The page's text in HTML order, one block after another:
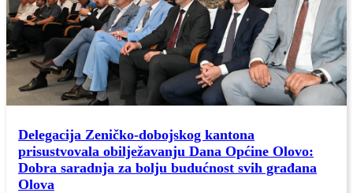
Delegacija Zeničko-dobojskog kantona
prisustvovala obilježavanju Dana Općine Olovo:
Dobra saradnja za bolju budućnost svih građana
Olova